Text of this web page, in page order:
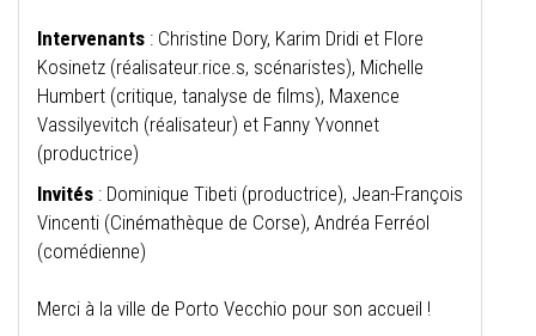
Intervenants : Christine Dory, Karim Dridi et Flore
Kosinetz (réalisateur.rice.s, scénaristes), Michelle
Humbert (critique, tanalyse de films), Maxence
Vassilyevitch (réalisateur) et Fanny Yvonnet
(productrice)
Invités : Dominique Tibeti (productrice), Jean-François
Vincenti (Cinémathèque de Corse), Andréa Ferréol
(comédienne)
Merci à la ville de Porto Vecchio pour son accueil !